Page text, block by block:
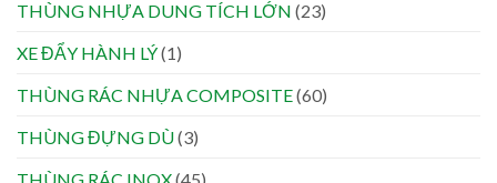
THÙNG NHỰA DUNG TÍCH LỚN (23)
XE ĐẨY HÀNH LÝ(1)
THÙNG RÁC NHỰA COMPOSITE(60)
THÙNG ĐỰNG DÙ(3)